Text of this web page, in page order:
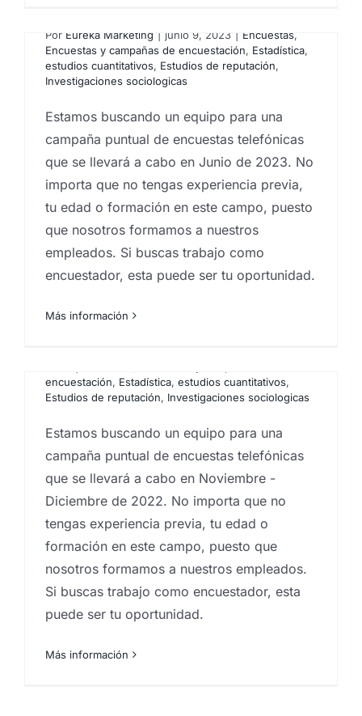
Por Eureka Marketing | junio 9, 2023 | Encuestas,
Encuestas y campañas de encuestación, Estadística,
estudios cuantitativos, Estudios de reputación,
Investigaciones sociologicas
Estamos buscando un equipo para una
campaña puntual de encuestas telefónicas
que se llevará a cabo en Junio de 2023. No
importa que no tengas experiencia previa,
tu edad o formación en este campo, puesto
que nosotros formamos a nuestros
empleados. Si buscas trabajo como
encuestador, esta puede ser tu oportunidad.
Más información
telefónicas
encuestación, Estadística, estudios cuantitativos,
Estudios de reputación, Investigaciones sociologicas
Estamos buscando un equipo para una
campaña puntual de encuestas telefónicas
que se llevará a cabo en Noviembre -
Diciembre de 2022. No importa que no
tengas experiencia previa, tu edad o
formación en este campo, puesto que
nosotros formamos a nuestros empleados.
Si buscas trabajo como encuestador, esta
puede ser tu oportunidad.
Más información